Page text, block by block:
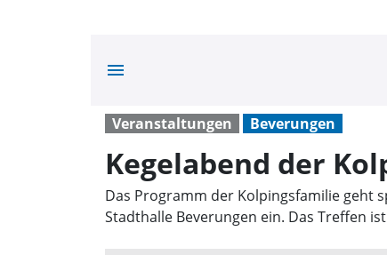
menu
Veranstaltungen Beverungen
Kegelabend der
Das Programm der Kolpingsfamilie geht
Stadthalle Beverungen ein. Das Treffen